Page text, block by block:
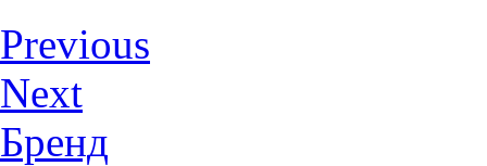
Previous
Next
Бренд